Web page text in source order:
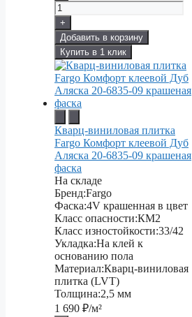
+
Добавить в корзину
Купить в 1 клик
Кварц-виниловая плитка
Fargo Комфорт клеевой Дуб
Аляска 20-6835-09 крашеная
фаска
На складе
Бренд:Fargo
Фаска:4V крашенная в цвет
Класс опасности:КМ2
Класс изностойкости:33/42
Укладка:На клей к
основанию пола
Материал:Кварц-виниловая
плитка (LVT)
Толщина:2,5 мм
1 690 ₽/м²